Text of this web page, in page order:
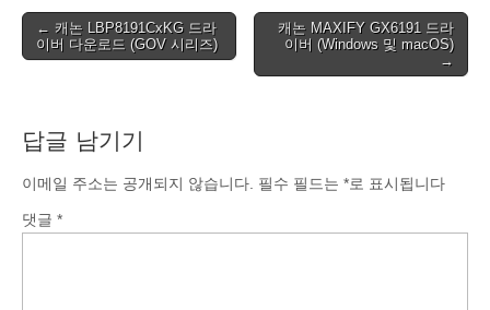
Post
navigation
← 캐논 LBP8191CxKG 드라
이버 다운로드 (GOV 시리즈)
캐논 MAXIFY GX6191 드라
이버 (Windows 및 macOS)
→
답글 남기기
이메일 주소는 공개되지 않습니다. 필수 필드는 *로 표시됩니다
댓글 *